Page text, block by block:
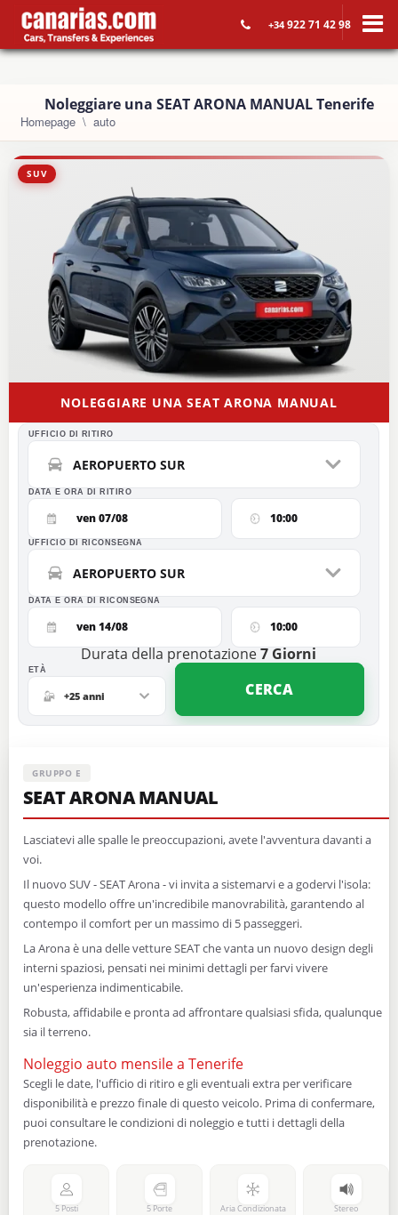
+34922 71 42 98
Noleggiare una SEAT ARONA MANUAL Tenerife
Homepage auto
SUV
NOLEGGIARE UNA SEAT ARONA MANUAL
UFFICIO DI RITIRO
AEROPUERTO SUR
DATA E ORA DI RITIRO
ven 07/08 10:00
Durata della prenotazione7 Giorni
UFFICIO DI RICONSEGNA
AEROPUERTO SUR
DATA E ORA DI RICONSEGNA
ven 14/08 10:00
ETÀ
+25 anni CERCA
GRUPPO E
SEAT ARONA MANUAL
Lasciatevi alle spalle le preoccupazioni, avete l'avventura davanti a
voi.
Il nuovo SUV - SEAT Arona - vi invita a sistemarvi e a godervi l'isola:
questo modello offre un'incredibile manovrabilità, garantendo al
contempo il comfort per un massimo di 5 passeggeri.
La Arona è una delle vetture SEAT che vanta un nuovo design degli
interni spaziosi, pensati nei minimi dettagli per farvi vivere
un'esperienza indimenticabile.
Robusta, affidabile e pronta ad affrontare qualsiasi sfida, qualunque
sia il terreno.
Noleggio auto mensile a Tenerife
Scegli le date, l'ufficio di ritiro e gli eventuali extra per verificare
disponibilità e prezzo finale di questo veicolo. Prima di confermare,
puoi consultare le condizioni di noleggio e tutti i dettagli della
prenotazione.
5 Posti 5 Porte Aria Condizionata Stereo